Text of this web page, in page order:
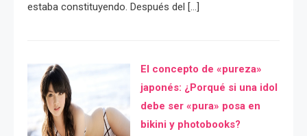
estaba constituyendo. Después del […]
El concepto de «pureza»
japonés: ¿Porqué si una idol
debe ser «pura» posa en
bikini y photobooks?